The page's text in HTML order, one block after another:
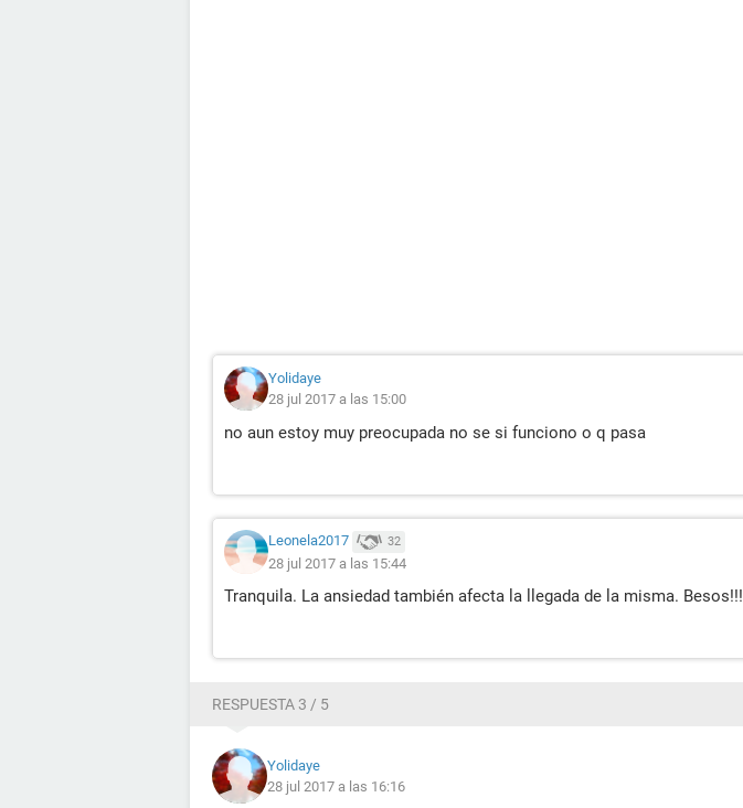
Yolidaye
28 jul 2017 a las 15:00
no aun estoy muy preocupada no se si funciono o q pasa
Leonela2017 32
28 jul 2017 a las 15:44
Tranquila. La ansiedad también afecta la llegada de la misma. Besos!!!
RESPUESTA 3 / 5
Yolidaye
28 jul 2017 a las 16:16